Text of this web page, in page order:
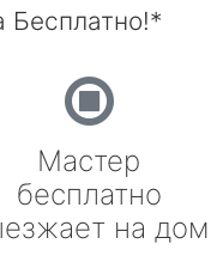
Бесплатно!*
Мастер
бесплатно
на дом